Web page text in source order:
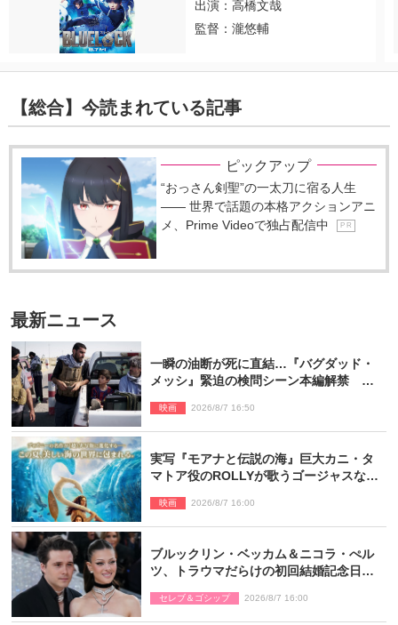
出演：高橋文哉
監督：瀧悠輔
【総合】今読まれている記事
ピックアップ
“おっさん剣聖”の一太刀に宿る人生
―― 世界で話題の本格アクションアニ
メ、Prime Videoで独占配信中
P R
最新ニュース
一瞬の油断が死に直結…『バグダッド・
メッシ』緊迫の検問シーン本編解禁 監
映画 2026/8/7 16:50
実写『モアナと伝説の海』巨大カニ・タ
マトア役のROLLYが歌うゴージャスな劇
映画 2026/8/7 16:00
ブルックリン・ベッカム＆ニコラ・ぺル
ツ、トラウマだらけの初回結婚記念日は
セレブ＆ゴシップ 2026/8/7 16:00